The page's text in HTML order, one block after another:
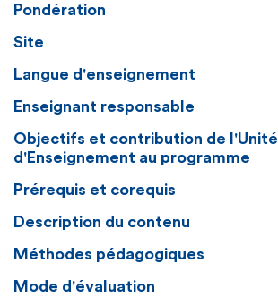
Pondération
Site
Langue d'enseignement
Enseignant responsable
Objectifs et contribution de l'Unité
d'Enseignement au programme
Prérequis et corequis
Description du contenu
Méthodes pédagogiques
Mode d'évaluation